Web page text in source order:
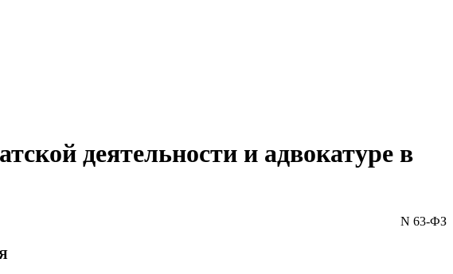
деятельности и адвокатуре в
N 63-ФЗ